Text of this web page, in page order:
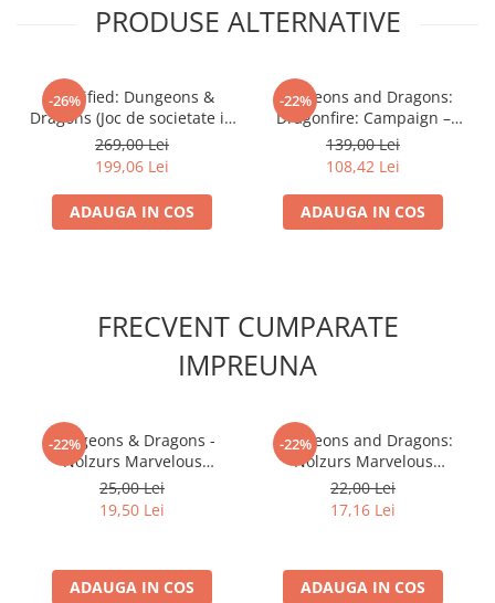
PRODUSE ALTERNATIVE
-26%
Horrified: Dungeons &
Dragons (Joc de societate in
limba engleza)
269,00 Lei
199,06 Lei
ADAUGA IN COS
-22%
Dungeons and Dragons:
Dragonfire: Campaign –
Moonshae Storms
139,00 Lei
108,42 Lei
ADAUGA IN COS
FRECVENT CUMPARATE
IMPREUNA
-22%
Dungeons & Dragons -
Nolzurs Marvelous
Miniatures - Darkling Elder
& Darklings
25,00 Lei
19,50 Lei
ADAUGA IN COS
-22%
Dungeons and Dragons:
Nolzurs Marvelous
Unpainted Miniatures:
Ballista
22,00 Lei
17,16 Lei
ADAUGA IN COS